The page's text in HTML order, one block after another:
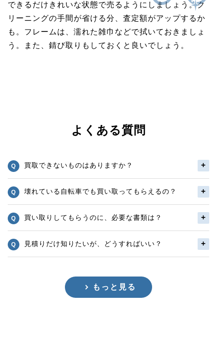
できるだけきれいな状態で売るようにしましょう。ク
リーニングの手間が省ける分、査定額がアップするか
も。フレームは、濡れた雑巾などで拭いておきましょ
う。また、錆び取りもしておくと良いでしょう。
よくある質問
買取できないものはありますか？
壊れている自転車でも買い取ってもらえるの？
買い取りしてもらうのに、必要な書類は？
見積りだけ知りたいが、どうすればいい？
もっと見る